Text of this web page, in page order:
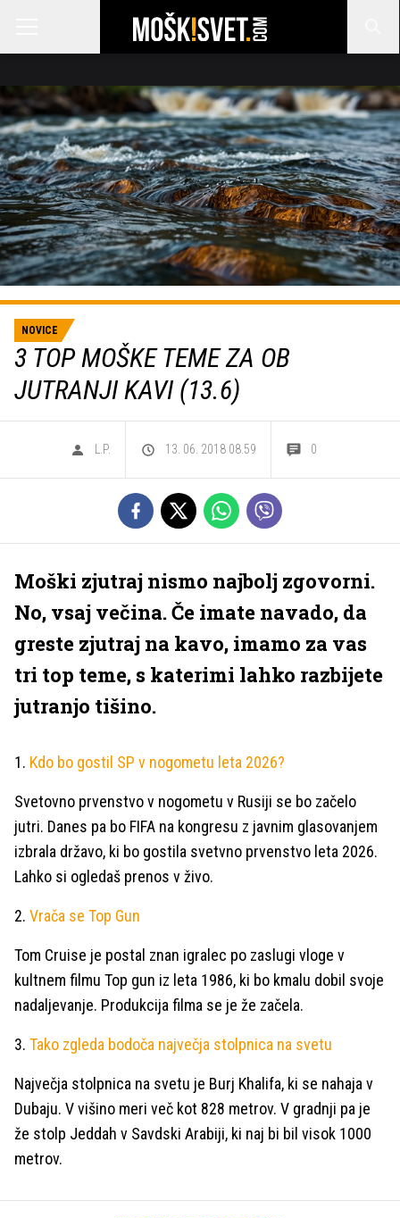
NOVICE
3 TOP MOŠKE TEME ZA OB
JUTRANJI KAVI (13.6)
L.P. 13. 06. 2018 08.59 0
Moški zjutraj nismo najbolj zgovorni.
No, vsaj večina. Če imate navado, da
greste zjutraj na kavo, imamo za vas
tri top teme, s katerimi lahko razbijete
jutranjo tišino.
1. Kdo bo gostil SP v nogometu leta 2026?
Svetovno prvenstvo v nogometu v Rusiji se bo začelo
jutri. Danes pa bo FIFA na kongresu z javnim glasovanjem
izbrala državo, ki bo gostila svetvno prvenstvo leta 2026.
Lahko si ogledaš prenos v živo.
2. Vrača se Top Gun
Tom Cruise je postal znan igralec po zaslugi vloge v
kultnem filmu Top gun iz leta 1986, ki bo kmalu dobil svoje
nadaljevanje. Produkcija filma se je že začela.
3. Tako zgleda bodoča največja stolpnica na svetu
Največja stolpnica na svetu je Burj Khalifa, ki se nahaja v
Dubaju. V višino meri več kot 828 metrov. V gradnji pa je
že stolp Jeddah v Savdski Arabiji, ki naj bi bil visok 1000
metrov.